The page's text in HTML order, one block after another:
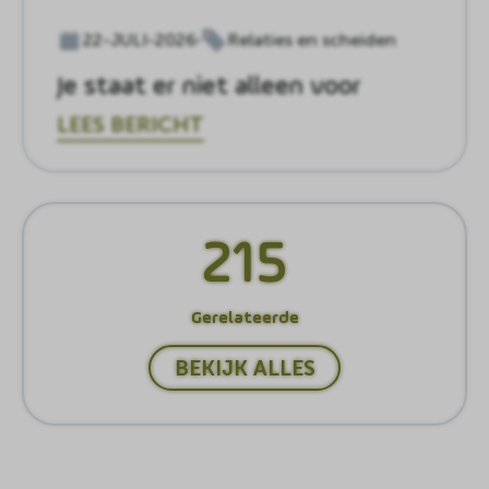
22-JULI-2026 Relaties en scheiden
Je staat er niet alleen voor
LEES BERICHT
215
Gerelateerde
BEKIJK ALLES